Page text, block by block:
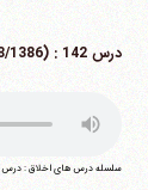
درس 142 : (29/8/1386)
سلسله درس های اخلاق : درس 142 : (29/8/1386)